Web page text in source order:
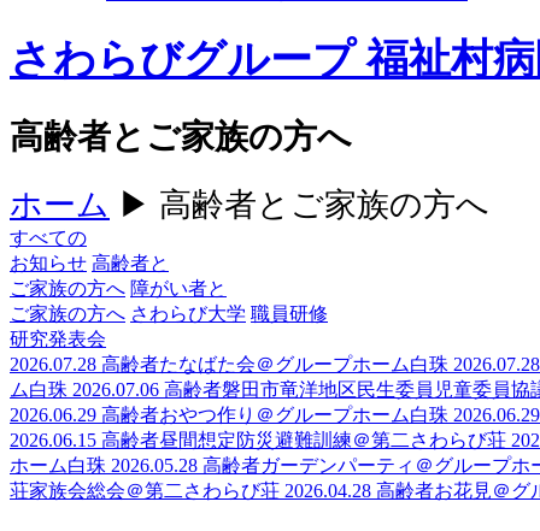
さわらびグループ 福祉村
高齢者とご家族の方へ
ホーム ▶ 高齢者とご家族の方へ
すべての
お知らせ 高齢者と
ご家族の方へ 障がい者と
ご家族の方へ さわらび大学 職員研修
研究発表会
2026.07.28 高齢者たなばた会＠グループホーム白珠 2026.07.28
ム白珠 2026.07.06 高齢者磐田市竜洋地区民生委員児童委員
2026.06.29 高齢者おやつ作り＠グループホーム白珠 2026.06.29
2026.06.15 高齢者昼間想定防災避難訓練＠第二さわらび荘
ホーム白珠 2026.05.28 高齢者ガーデンパーティ＠グループホ
荘家族会総会＠第二さわらび荘 2026.04.28 高齢者お花見＠グ